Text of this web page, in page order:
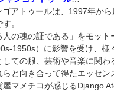
アトゥールは、1997年から
。
人の魂の証である」をモッ
1950s）に影響を受け、様
しての服、芸術や音楽に関わ
らと向き合って得たエッセン
マメチコが感じるDjango